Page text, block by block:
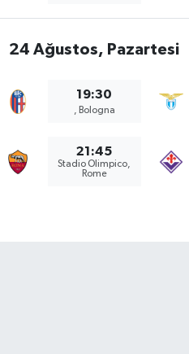
24 Ağustos, Pazartesi
19:30
, Bologna
21:45
Stadio Olimpico,
Rome